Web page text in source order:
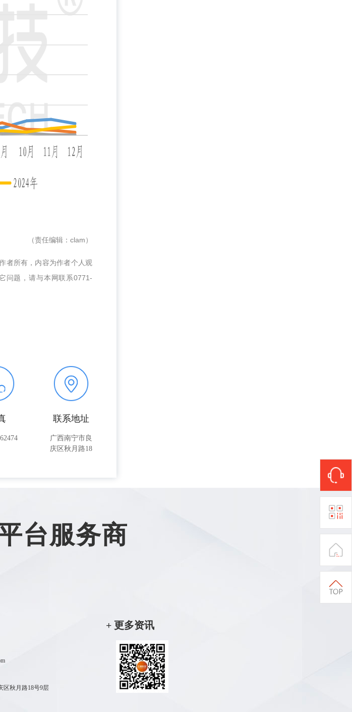
（责任编辑：clam）
者所有，内容为作者个人观
问题，请与本网联系0771-
联系地址
广西南宁市良
庆区秋月路18
台服务商
区秋月路18号9层
+ 更多资讯